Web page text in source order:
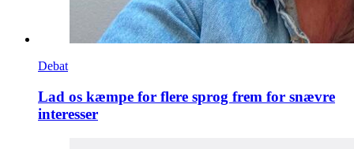
Debat
Lad os kæmpe for flere sprog frem for snævre
interesser